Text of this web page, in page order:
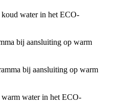
water in het ECO-
bij aansluiting op warm
bij aansluiting op warm
water in het ECO-